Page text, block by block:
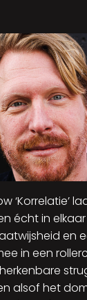
‘Korrelatie’
écht in
en
in een
alsof het